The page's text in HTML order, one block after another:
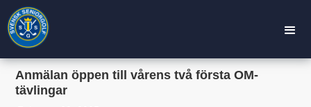
Anmälan öppen till vårens två första OM-
tävlingar